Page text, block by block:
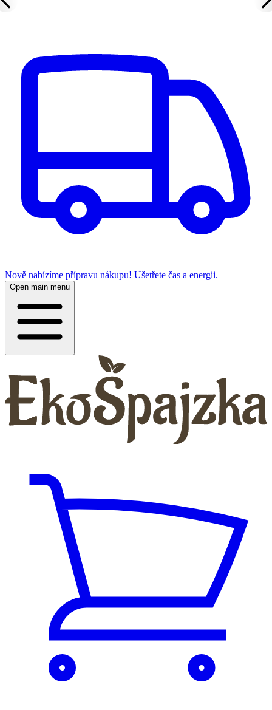
Nově nabízíme přípravu nákupu! Ušetřete čas a energii.
Open main menu